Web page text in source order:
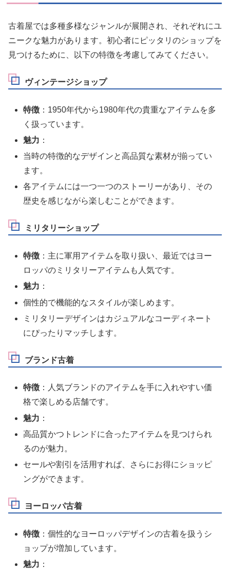
古着屋では多種多様なジャンルが展開され、それぞれにユ
ニークな魅力があります。初心者にピッタリのショップを
見つけるために、以下の特徴を考慮してみてください。
ヴィンテージショップ
特徴 ：1950年代から1980年代の貴重なアイテムを多
く扱っています。
魅力 ：
当時の特徴的なデザインと高品質な素材が揃ってい
ます。
各アイテムには一つ一つのストーリーがあり、その
歴史を感じながら楽しむことができます。
ミリタリーショップ
特徴 ：主に軍用アイテムを取り扱い、最近ではヨー
ロッパのミリタリーアイテムも人気です。
魅力 ：
個性的で機能的なスタイルが楽しめます。
ミリタリーデザインはカジュアルなコーディネート
にぴったりマッチします。
ブランド古着
特徴 ：人気ブランドのアイテムを手に入れやすい価
格で楽しめる店舗です。
魅力 ：
高品質かつトレンドに合ったアイテムを見つけられ
るのが魅力。
セールや割引を活用すれば、さらにお得にショッピ
ングができます。
ヨーロッパ古着
特徴 ：個性的なヨーロッパデザインの古着を扱うシ
ョップが増加しています。
魅力 ：